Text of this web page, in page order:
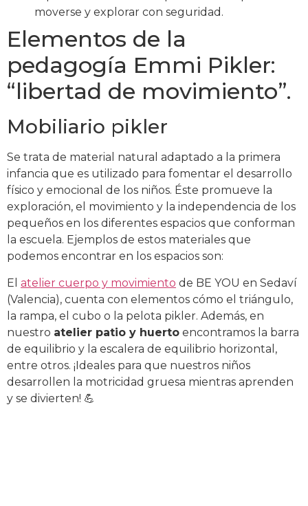
moverse y explorar con seguridad.
Elementos de la
pedagogía Emmi Pikler:
“libertad de movimiento”.
Mobiliario pikler
Se trata de material natural adaptado a la primera
infancia que es utilizado para fomentar el desarrollo
físico y emocional de los niños. Éste promueve la
exploración, el movimiento y la independencia de los
pequeños en los diferentes espacios que conforman
la escuela. Ejemplos de estos materiales que
podemos encontrar en los espacios son:
El atelier cuerpo y movimiento de BE YOU en Sedaví
(Valencia), cuenta con elementos cómo el triángulo,
la rampa, el cubo o la pelota pikler. Además, en
nuestro atelier patio y huerto encontramos la barra
de equilibrio y la escalera de equilibrio horizontal,
entre otros. ¡Ideales para que nuestros niños
desarrollen la motricidad gruesa mientras aprenden
y se divierten! 💪